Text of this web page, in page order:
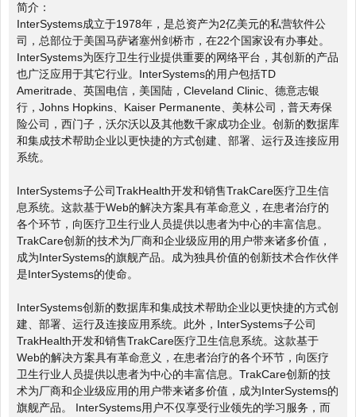
简介：
InterSystems成立于1978年，是总资产为2亿美元的私营软件公
司，总部位于美国马萨诸塞州剑桥市，在22个国家设有办事处。
InterSystems为医疗卫生行业提供重要的网络平台，其创新的产品
也广泛应用于其它行业。InterSystems的用户包括TD
Ameritrade、英国电信，美国陆，Cleveland Clinic、德意志银
行，Johns Hopkins、Kaiser Permanente、美林公司，普天寿保
险公司，西门子，沃尔沃以及其他数千家成功企业。创新的数据库
和集成技术帮助企业以更快捷的方式创建、部署、运行及连接应用
系统。
InterSystems子公司TrakHealth开发和销售TrakCare医疗卫生信
息系统。这款基于Web的解决方案具有革命意义，在患者治疗的
各个环节，向医疗卫生行业人员提供以患者为中心的丰富信息。
TrakCare创新的技术为厂商和企业级应用的用户带来诸多价值，
成为InterSystems的旗舰产品。成为独具价值的创新技术合作伙伴
是InterSystems的使命。
InterSystems创新的数据库和集成技术帮助企业以更快捷的方式创
建、部署、运行及连接应用系统。此外，InterSystems子公司
TrakHealth开发和销售TrakCare医疗卫生信息系统。这款基于
Web的解决方案具有革命意义，在患者治疗的各个环节，向医疗
卫生行业人员提供以患者为中心的丰富信息。TrakCare创新的技
术为厂商和企业级应用的用户带来诸多价值，成为InterSystems的
旗舰产品。 InterSystems用户不仅享受行业领先的学习服务，而